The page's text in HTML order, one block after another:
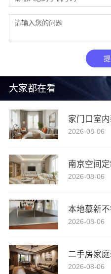
大家都在看
家门口室
2026-08-06
南京空间
2026-08-06
本地慕新
2026-08-06
二手房家
2026-08-06